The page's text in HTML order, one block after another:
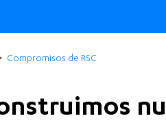
Compromisos de RSC